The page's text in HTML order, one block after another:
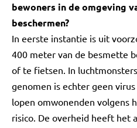
bewoners in de omgeving
beschermen?
In eerste instantie is uit
400 meter van de besmette
of te fietsen. In
genomen is echter geen
lopen omwonenden volgens
risico. De overheid heeft het